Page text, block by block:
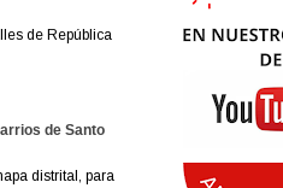
de República
de Santo
distrital, para